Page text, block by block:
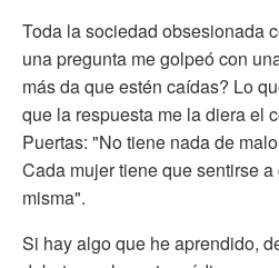
Toda la sociedad obsesionada
una pregunta me golpeó con
más da que estén caídas? Lo
que la respuesta me la diera el
Puertas: "No tiene nada de
Cada mujer tiene que sentirse
misma".
Si hay algo que he aprendido,